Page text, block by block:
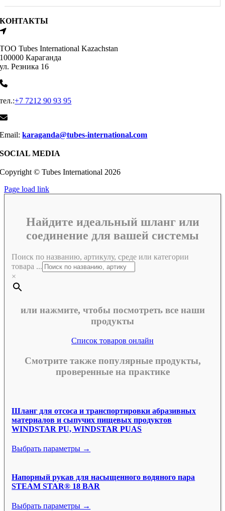
КОНТАКТЫ
ТОО Tubes International Kazachstan
100000 Караганда
ул. Резника 16
тел.:+7 7212 90 93 95
Email:karaganda@tubes-international.com
SOCIAL MEDIA
Copyright © Tubes International 2026
Page load link
Найдите идеальный шланг или
соединение для вашей системы
Поиск по названию, артикулу, среде или категории
товара ...
×
или нажмите, чтобы посмотреть все наши
продукты
Список товаров онлайн
Смотрите также популярные продукты,
проверенные на практике
Шланг для отсоса и транспортировки абразивных
материалов и сыпучих пищевых продуктов
WINDSTAR PU, WINDSTAR PUAS
Выбрать параметры →
Напорный рукав для насыщенного водяного пара
STEAM STAR® 18 BAR
Выбрать параметры →